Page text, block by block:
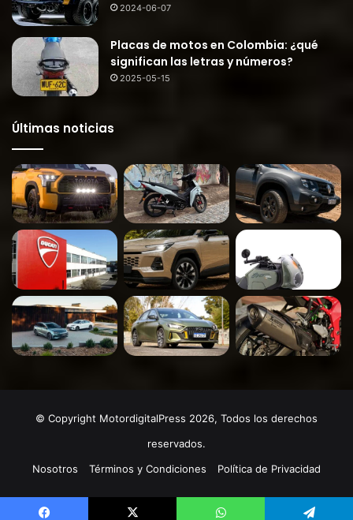
2024-06-07
Placas de motos en Colombia: ¿qué
significan las letras y números?
2025-05-15
Últimas noticias
© Copyright MotordigitalPress 2026, Todos los derechos
reservados.
Nosotros
Términos y Condiciones Política de Privacidad